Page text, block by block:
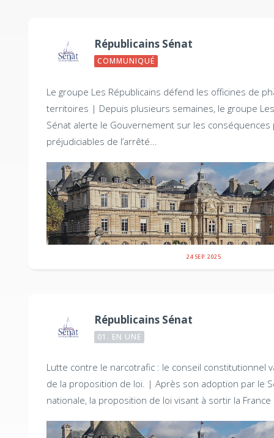
Républicains Sénat
COMMUNIQUÉ
Le groupe Les Républicains défend les officines de
territoires | Depuis plusieurs semaines, le groupe
Sénat alerte le Gouvernement sur les
préjudiciables de l’arrêté...
24 SEP. 2025
Républicains Sénat
01. EN UNE
Lutte contre le narcotrafic : le conseil constitutionnel
de la proposition de loi. | Après son adoption par le
nationale, la proposition de loi visant à sortir la France